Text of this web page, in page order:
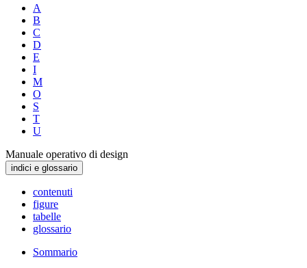
A
B
C
D
E
I
M
O
S
T
U
Manuale operativo di design
indici e glossario
contenuti
figure
tabelle
glossario
Sommario